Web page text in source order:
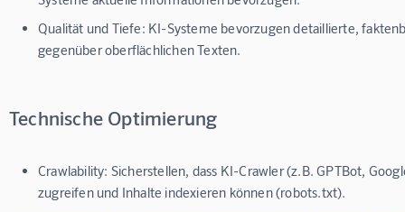
Qualität und Tiefe: KI-Systeme bevorzugen detaillierte,
gegenüber oberflächlichen Texten.
Technische Optimierung
Crawlability: Sicherstellen, dass KI-Crawler (z.B. GPTBot,
zugreifen und Inhalte indexieren können (robots.txt).